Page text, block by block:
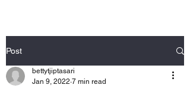
Post
bettytjiptasari
Jan 9, 2022 7 min read